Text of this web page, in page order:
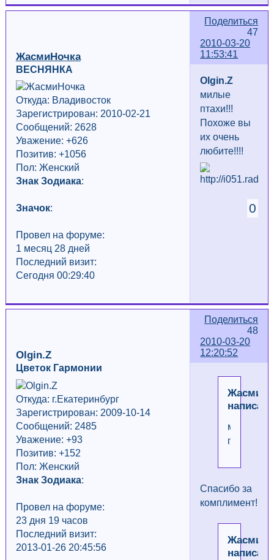
Поделиться
47
2010-03-20
11:53:41
ЖасмиНочка
ВЕСНЯНКА
Откуда: Владивосток
Зарегистрирован: 2010-02-21
Сообщений: 2628
Уважение: +626
Позитив: +1056
Пол: Женский
Знак Зодиака:
Значок:
Провел на форуме:
1 месяц 28 дней
Последний визит:
Сегодня 00:29:40
Olgin.Z
милые
птахи!!!
Похоже вы
их очень
любите!!!!
0
Поделиться
48
2010-03-20
12:20:52
Olgin.Z
Цветок Гармонии
Откуда: г.Екатеринбург
Зарегистрирован: 2009-10-14
Сообщений: 2485
Уважение: +93
Позитив: +152
Пол: Женский
Знак Зодиака:
Провел на форуме:
23 дня 19 часов
Последний визит:
2013-01-26 20:45:56
милые
птахи!!!
Спасибо за
комплимент!